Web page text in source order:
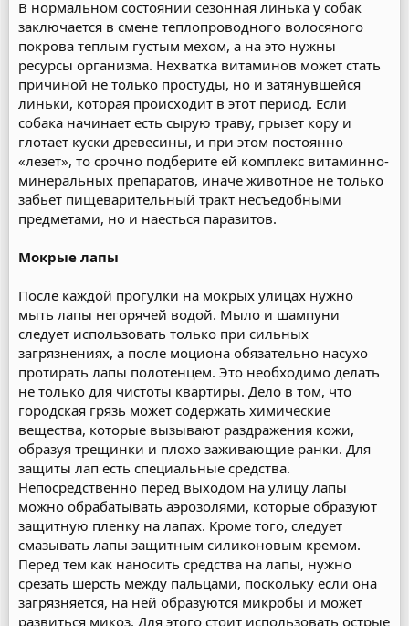
В нормальном состоянии сезонная линька у собак
заключается в смене теплопроводного волосяного
покрова теплым густым мехом, а на это нужны
ресурсы организма. Нехватка витаминов может стать
причиной не только простуды, но и затянувшейся
линьки, которая происходит в этот период. Если
собака начинает есть сырую траву, грызет кору и
глотает куски древесины, и при этом постоянно
«лезет», то срочно подберите ей комплекс витаминно-
минеральных препаратов, иначе животное не только
забьет пищеварительный тракт несъедобными
предметами, но и наесться паразитов.
Мокрые лапы
После каждой прогулки на мокрых улицах нужно
мыть лапы негорячей водой. Мыло и шампуни
следует использовать только при сильных
загрязнениях, а после моциона обязательно насухо
протирать лапы полотенцем. Это необходимо делать
не только для чистоты квартиры. Дело в том, что
городская грязь может содержать химические
вещества, которые вызывают раздражения кожи,
образуя трещинки и плохо заживающие ранки. Для
защиты лап есть специальные средства.
Непосредственно перед выходом на улицу лапы
можно обрабатывать аэрозолями, которые образуют
защитную пленку на лапах. Кроме того, следует
смазывать лапы защитным силиконовым кремом.
Перед тем как наносить средства на лапы, нужно
срезать шерсть между пальцами, поскольку если она
загрязняется, на ней образуются микробы и может
развиться микоз. Для этого стоит использовать острые